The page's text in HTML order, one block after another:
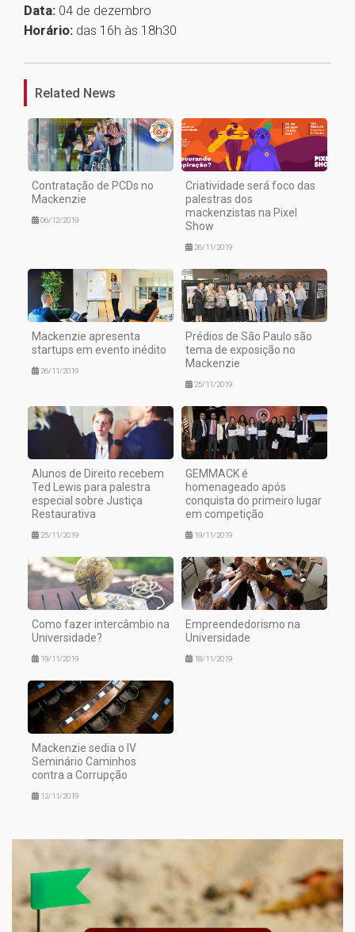
Data: 04 de dezembro
Horário: das 16h às 18h301
Related News
Contratação de PCDs no
Mackenzie
06/12/2019
Criatividade será foco das
palestras dos
mackenzistas na Pixel
Show
26/11/2019
Mackenzie apresenta
startups em evento inédito
26/11/2019
Prédios de São Paulo são
tema de exposição no
Mackenzie
25/11/2019
Alunos de Direito recebem
Ted Lewis para palestra
especial sobre Justiça
Restaurativa
25/11/2019
GEMMACK é
homenageado após
conquista do primeiro lugar
em competição
19/11/2019
Como fazer intercâmbio na
Universidade?
19/11/2019
Empreendedorismo na
Universidade
18/11/2019
Mackenzie sedia o IV
Seminário Caminhos
contra a Corrupção
12/11/2019